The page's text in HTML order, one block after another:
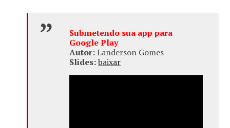
Submetendo sua app para
Google Play
Autor:Landerson Gomes
Slides:baixar